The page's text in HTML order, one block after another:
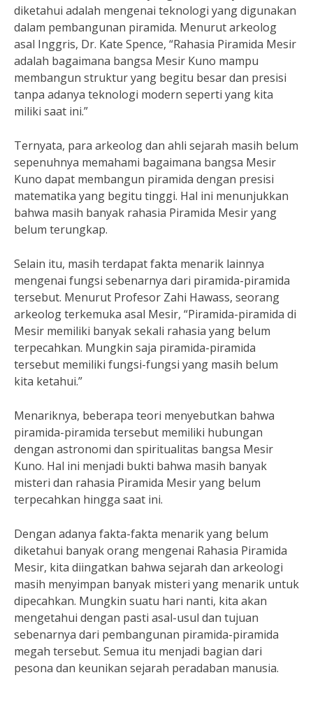
diketahui adalah mengenai teknologi yang digunakan
dalam pembangunan piramida. Menurut arkeolog
asal Inggris, Dr. Kate Spence, “Rahasia Piramida Mesir
adalah bagaimana bangsa Mesir Kuno mampu
membangun struktur yang begitu besar dan presisi
tanpa adanya teknologi modern seperti yang kita
miliki saat ini.”
Ternyata, para arkeolog dan ahli sejarah masih belum
sepenuhnya memahami bagaimana bangsa Mesir
Kuno dapat membangun piramida dengan presisi
matematika yang begitu tinggi. Hal ini menunjukkan
bahwa masih banyak rahasia Piramida Mesir yang
belum terungkap.
Selain itu, masih terdapat fakta menarik lainnya
mengenai fungsi sebenarnya dari piramida-piramida
tersebut. Menurut Profesor Zahi Hawass, seorang
arkeolog terkemuka asal Mesir, “Piramida-piramida di
Mesir memiliki banyak sekali rahasia yang belum
terpecahkan. Mungkin saja piramida-piramida
tersebut memiliki fungsi-fungsi yang masih belum
kita ketahui.”
Menariknya, beberapa teori menyebutkan bahwa
piramida-piramida tersebut memiliki hubungan
dengan astronomi dan spiritualitas bangsa Mesir
Kuno. Hal ini menjadi bukti bahwa masih banyak
misteri dan rahasia Piramida Mesir yang belum
terpecahkan hingga saat ini.
Dengan adanya fakta-fakta menarik yang belum
diketahui banyak orang mengenai Rahasia Piramida
Mesir, kita diingatkan bahwa sejarah dan arkeologi
masih menyimpan banyak misteri yang menarik untuk
dipecahkan. Mungkin suatu hari nanti, kita akan
mengetahui dengan pasti asal-usul dan tujuan
sebenarnya dari pembangunan piramida-piramida
megah tersebut. Semua itu menjadi bagian dari
pesona dan keunikan sejarah peradaban manusia.